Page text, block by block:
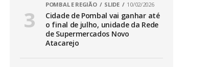
POMBAL E REGIÃO SLIDE 10/02/2026
Cidade de Pombal vai ganhar até
o final de julho, unidade da Rede
de Supermercados Novo
Atacarejo